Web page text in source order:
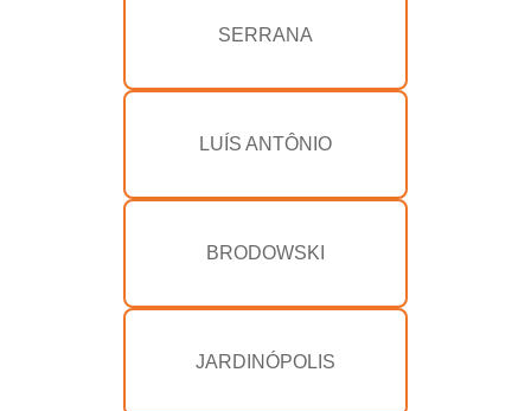
SERRANA
LUÍS ANTÔNIO
BRODOWSKI
JARDINÓPOLIS